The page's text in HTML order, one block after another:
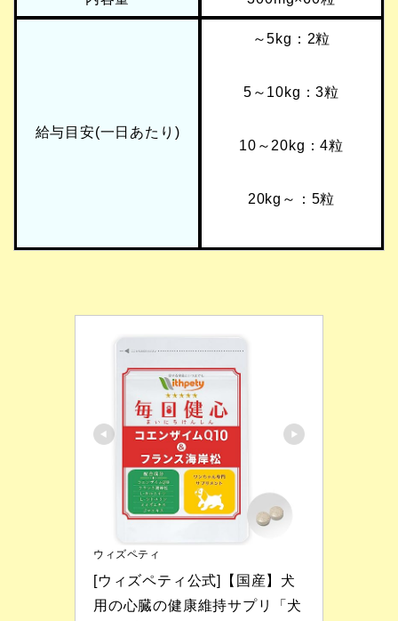
給与目安(一日あたり)
～5kg：2粒
5～10kg：3粒
10～20kg：4粒
20kg～：5粒
ウィズペティ
[ウィズペティ公式]【国産】犬
用の心臓の健康維持サプリ「犬